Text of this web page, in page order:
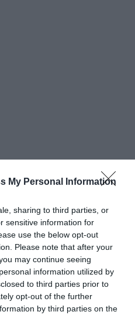
My Personal Information
sharing to third parties, or
sensitive information for
use the below opt-out
Please note that after your
may continue seeing
information utilized by
to third parties prior to
opt-out of the further
by third parties on the